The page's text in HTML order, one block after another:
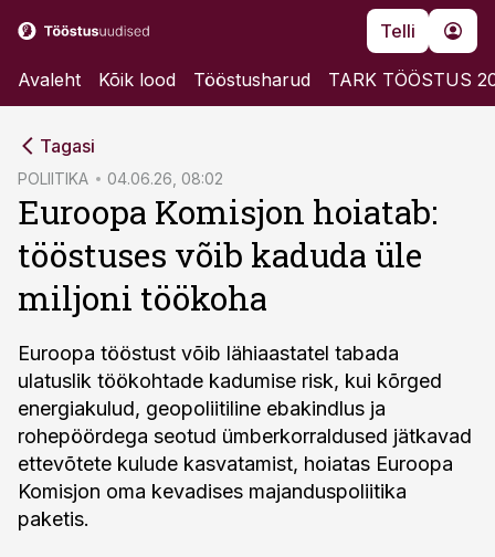
Telli
Avaleht Kõik lood Tööstusharud TARK TÖÖSTUS
Tagasi
POLIITIKA 04.06.26, 08:02
Euroopa Komisjon hoiatab:
tööstuses võib kaduda üle
miljoni töökoha
Euroopa tööstust võib lähiaastatel tabada
ulatuslik töökohtade kadumise risk, kui kõrged
energiakulud, geopoliitiline ebakindlus ja
rohepöördega seotud ümberkorraldused jätkavad
ettevõtete kulude kasvatamist, hoiatas Euroopa
Komisjon oma kevadises majanduspoliitika
paketis.